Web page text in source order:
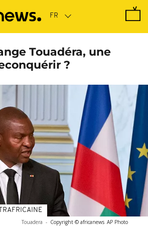
Touadéra, une
?
Touadera - Copyright © africanews AP Photo